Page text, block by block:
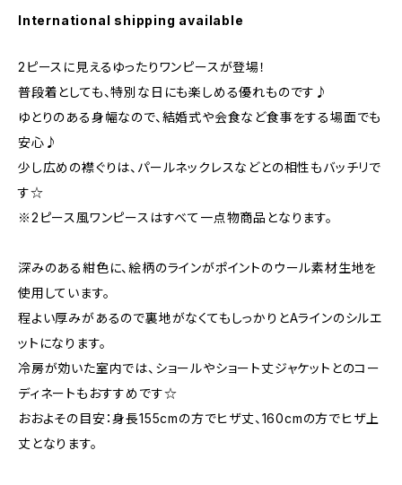
International shipping available
2ピースに見えるゆったりワンピースが登場！
普段着としても、特別な日にも楽しめる優れものです♪
ゆとりのある身幅なので、結婚式や会食など食事をする場面でも
安心♪
少し広めの襟ぐりは、パールネックレスなどとの相性もバッチリで
す☆
※2ピース風ワンピースはすべて一点物商品となります。
深みのある紺色に、絵柄のラインがポイントのウール素材生地を
使用しています。
程よい厚みがあるので裏地がなくてもしっかりとAラインのシルエ
ットになります。
冷房が効いた室内では、ショールやショート丈ジャケットとのコー
ディネートもおすすめです☆
おおよその目安：身長155cmの方でヒザ丈、160cmの方でヒザ上
丈となります。